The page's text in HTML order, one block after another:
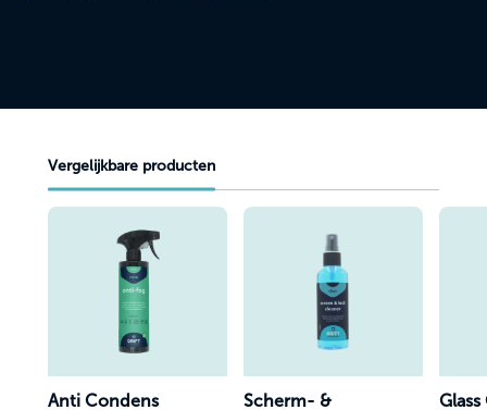
Vergelijkbare producten
Lees
Anti Condens
Lees
Scherm- &
Lees